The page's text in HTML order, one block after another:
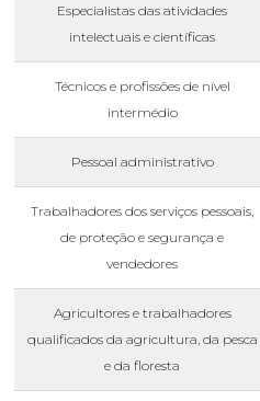
Especialistas das atividades
intelectuais e científicas
Técnicos e profissões de nível
intermédio
Pessoal administrativo
Trabalhadores dos serviços pessoais,
de proteção e segurança e
vendedores
Agricultores e trabalhadores
qualificados da agricultura, da pesca
e da floresta